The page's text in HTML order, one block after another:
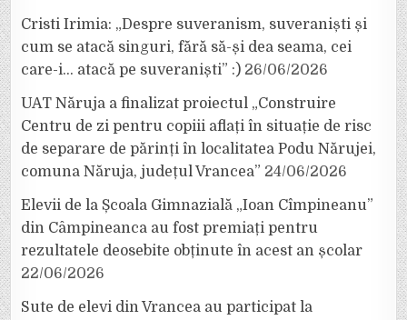
Cristi Irimia: „Despre suveranism, suveraniști și
cum se atacă singuri, fără să-și dea seama, cei
care-i… atacă pe suveraniști” :) 26/06/2026
UAT Năruja a finalizat proiectul „Construire
Centru de zi pentru copiii aflați în situație de risc
de separare de părinți în localitatea Podu Nărujei,
comuna Năruja, județul Vrancea” 24/06/2026
Elevii de la Școala Gimnazială „Ioan Cîmpineanu”
din Câmpineanca au fost premiați pentru
rezultatele deosebite obținute în acest an școlar
22/06/2026
Sute de elevi din Vrancea au participat la